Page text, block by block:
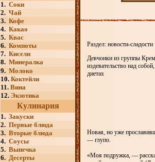
1. Соки
2. Чай
3. Кофе
4. Какао
5. Квас
6. Компоты
7. Кисели
8. Минералка
9. Молоко
10. Коктейли
11. Вина
12. Экзотика
Кулинария
1. Закуски
2. Первые блюда
3. Вторые блюда
4. Соусы
5. Выпечка
6. Десерты
Раздел: новости-сладости
Девчонки из группы
издевательство над
диетах
Новая, но уже
— глупо.
«Моя подружка, —